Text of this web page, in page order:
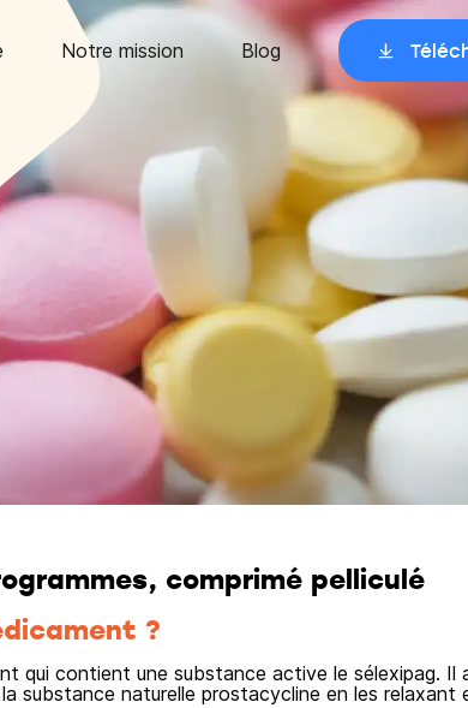
Notre mission Blog
comprimé pelliculé
?
qui contient une substance active le sélexipag. Il
substance naturelle prostacycline en les relaxant